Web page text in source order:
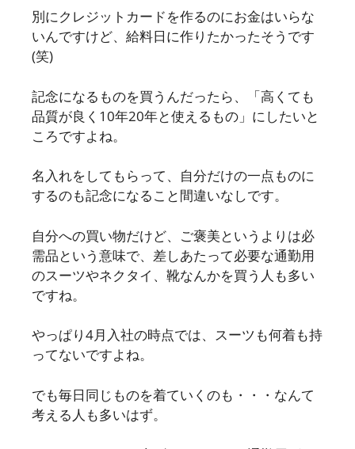
別にクレジットカードを作るのにお金はいらな
いんですけど、給料日に作りたかったそうです
(笑)
記念になるものを買うんだったら、「高くても
品質が良く10年20年と使えるもの」にしたいと
ころですよね。
名入れをしてもらって、自分だけの一点ものに
するのも記念になること間違いなしです。
自分への買い物だけど、ご褒美というよりは必
需品という意味で、差しあたって必要な通勤用
のスーツやネクタイ、靴なんかを買う人も多い
ですね。
やっぱり4月入社の時点では、スーツも何着も持
ってないですよね。
でも毎日同じものを着ていくのも・・・なんて
考える人も多いはず。